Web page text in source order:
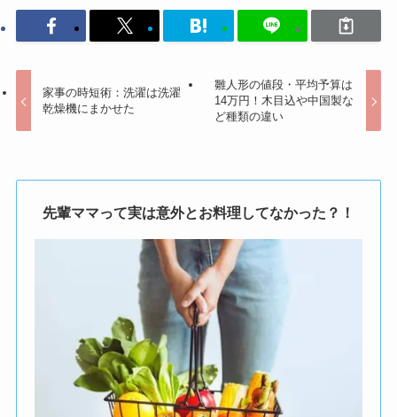
家事の時短術：洗濯は洗濯
乾燥機にまかせた
雛人形の値段・平均予算は
14万円！木目込や中国製な
ど種類の違い
先輩ママって実は意外とお料理してなかった？！